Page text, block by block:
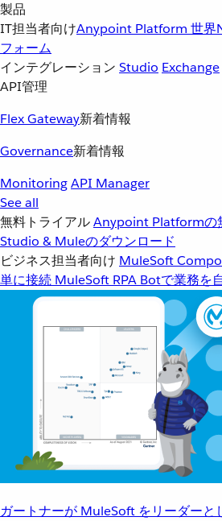
製品
IT担当者向けAnypoint Platform 世界
フォーム
インテグレーション Studio Exchange
API管理
Flex Gateway新着情報
Governance新着情報
MonitoringAPI Manager
See all
無料トライアルAnypoint Platformの
Studio & Muleのダウンロード
ビジネス担当者向け MuleSoft
単に接続 MuleSoft RPA Botで業務を
ガートナーが MuleSoft をリーダーと